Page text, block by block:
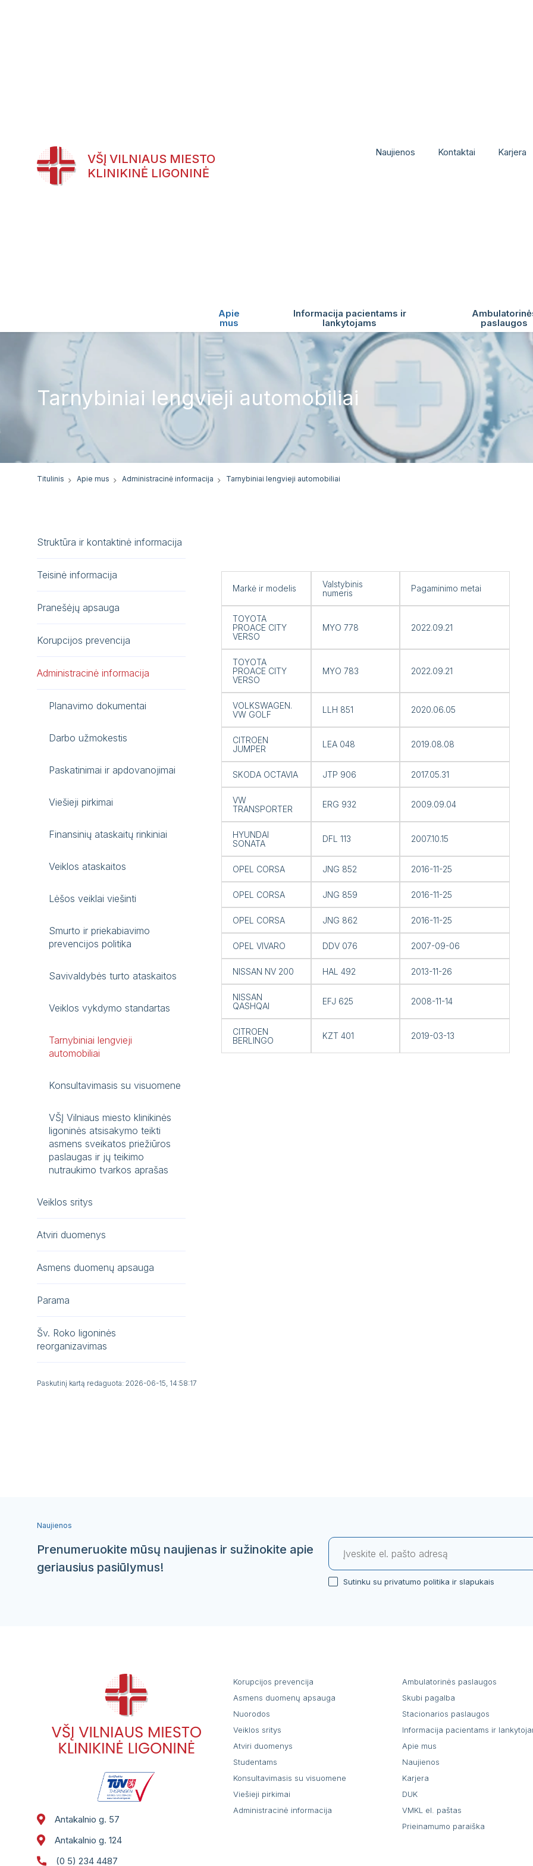
VŠĮ VILNIAUS MIESTO
KLINIKINĖ LIGONINĖ
Naujienos Kontaktai Karjera
Apie
mus
Informacija pacientams ir
lankytojams
paslaugos
Tarnybiniai lengvieji automobiliai
Titulinis Apie mus Administracinė informacija Tarnybiniai lengvieji automobiliai
Struktūra ir kontaktinė informacija
Teisinė informacija
Pranešėjų apsauga
Korupcijos prevencija
Administracinė informacija
Planavimo dokumentai
Darbo užmokestis
Paskatinimai ir apdovanojimai
Viešieji pirkimai
Finansinių ataskaitų rinkiniai
Veiklos ataskaitos
Lėšos veiklai viešinti
Smurto ir priekabiavimo
prevencijos politika
Savivaldybės turto ataskaitos
Veiklos vykdymo standartas
Tarnybiniai lengvieji
automobiliai
Konsultavimasis su visuomene
VŠĮ Vilniaus miesto klinikinės
ligoninės atsisakymo teikti
asmens sveikatos priežiūros
paslaugas ir jų teikimo
nutraukimo tvarkos aprašas
Veiklos sritys
Atviri duomenys
Asmens duomenų apsauga
Parama
Šv. Roko ligoninės
reorganizavimas
Markė ir modelis
Valstybinis
numeris
Pagaminimo metai
TOYOTA
PROACE CITY
VERSO
MYO 778 2022.09.21
TOYOTA
PROACE CITY
VERSO
MYO 783 2022.09.21
VOLKSWAGEN.
VW GOLF
LLH 851 2020.06.05
CITROEN
JUMPER
LEA 048 2019.08.08
SKODA OCTAVIA JTP 906 2017.05.31
VW
TRANSPORTER
ERG 932 2009.09.04
HYUNDAI
SONATA
DFL 113 2007.10.15
OPEL CORSA JNG 852 2016-11-25
OPEL CORSA JNG 859 2016-11-25
OPEL CORSA JNG 862 2016-11-25
OPEL VIVARO DDV 076 2007-09-06
NISSAN NV 200 HAL 492 2013-11-26
NISSAN
QASHQAI
EFJ 625 2008-11-14
CITROEN
BERLINGO
KZT 401 2019-03-13
Paskutinį kartą redaguota: 2026-06-15, 14:58:17
Naujienos
Prenumeruokite mūsų naujienas ir sužinokite apie
geriausius pasiūlymus!
Sutinku su privatumo politika ir slapukais
Antakalnio g. 57
Antakalnio g. 124
(0 5) 234 4487
Korupcijos prevencija
Asmens duomenų apsauga
Nuorodos
Veiklos sritys
Atviri duomenys
Studentams
Konsultavimasis su visuomene
Viešieji pirkimai
Administracinė informacija
Ambulatorinės paslaugos
Skubi pagalba
Stacionarios paslaugos
Informacija pacientams ir
Apie mus
Naujienos
Karjera
DUK
VMKL el. paštas
Prieinamumo paraiška